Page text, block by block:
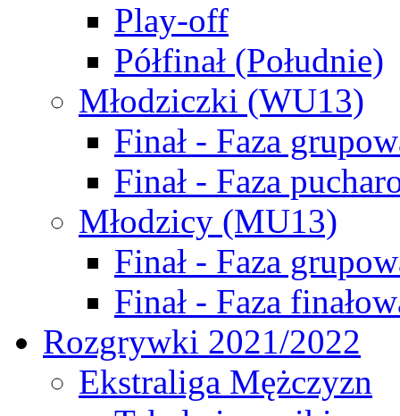
Play-off
Półfinał (Południe)
Młodziczki (WU13)
Finał - Faza
Finał - Faza
Młodzicy (MU13)
Finał - Faza
Finał - Faza
Rozgrywki 2021/2022
Ekstraliga Mężczyzn